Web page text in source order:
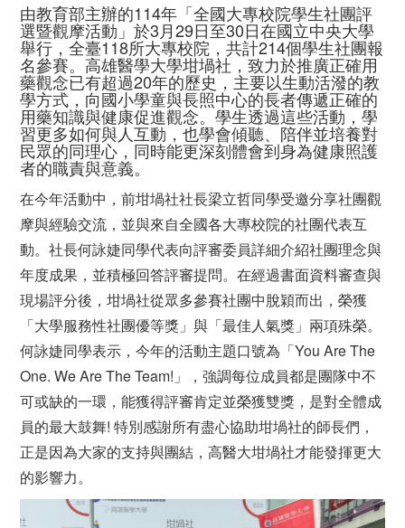
由教育部主辦的114年「全國大專校院學生社團評
選暨觀摩活動」於3月29日至30日在國立中央大學
舉行，全臺118所大專校院，共計214個學生社團報
名參賽。高雄醫學大學坩堝社，致力於推廣正確用
藥觀念已有超過20年的歷史，主要以生動活潑的教
學方式，向國小學童與長照中心的長者傳遞正確的
用藥知識與健康促進觀念。學生透過這些活動，學
習更多如何與人互動，也學會傾聽、陪伴並培養對
民眾的同理心，同時能更深刻體會到身為健康照護
者的職責與意義。
在今年活動中，前坩堝社社長梁立哲同學受邀分享社團觀
摩與經驗交流，並與來自全國各大專校院的社團代表互
動。社長何詠婕同學代表向評審委員詳細介紹社團理念與
年度成果，並積極回答評審提問。在經過書面資料審查與
現場評分後，坩堝社從眾多參賽社團中脫穎而出，榮獲
「大學服務性社團優等獎」與「最佳人氣獎」兩項殊榮。
何詠婕同學表示，今年的活動主題口號為「You Are The
One. We Are The Team!」，強調每位成員都是團隊中不
可或缺的一環，能獲得評審肯定並榮獲雙獎，是對全體成
員的最大鼓舞! 特別感謝所有盡心協助坩堝社的師長們，
正是因為大家的支持與團結，高醫大坩堝社才能發揮更大
的影響力。